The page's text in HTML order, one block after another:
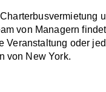
von Managern
Veranstaltung oder
von New York.